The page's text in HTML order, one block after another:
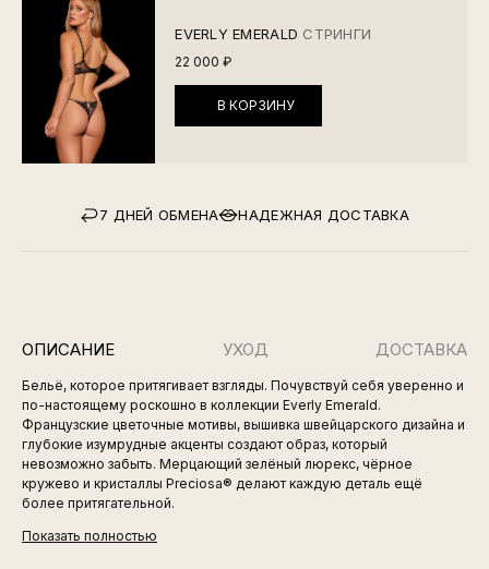
EVERLY EMERALD СТРИНГИ
22 000 ₽
В КОРЗИНУ
7 ДНЕЙ ОБМЕНА НАДЕЖНАЯ ДОСТАВКА
ОПИСАНИЕ УХОД ДОСТАВКА
Бельё, которое притягивает взгляды. Почувствуй себя уверенно и
по-настоящему роскошно в коллекции Everly Emerald.
Французские цветочные мотивы, вышивка швейцарского дизайна и
глубокие изумрудные акценты создают образ, который
невозможно забыть. Мерцающий зелёный люрекс, чёрное
кружево и кристаллы Preciosa® делают каждую деталь ещё
более притягательной.
Показать полностью